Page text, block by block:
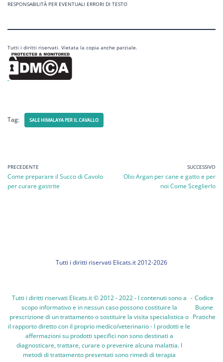
RESPONSABILITÀ PER EVENTUALI ERRORI DI TESTO
Tutti i diritti riservati. Vietata la copia anche parziale.
Tag: SALE HIMALAYA PER IL CAVALLO
PRECEDENTE
Come preparare il Succo di Cavolo
per curare gastrite
SUCCESSIVO
Olio Argan per cane e gatto e per
noi Come Sceglierlo
Tutti i diritti riservati Elicats.it 2012-2026
Tutti i diritti riservati Elicats.it © 2012 - 2022 - I contenuti sono a
scopo informativo e in nessun caso possono costituire la
prescrizione di un trattamento o sostituire la visita specialistica o
il rapporto diretto con il proprio medico/veterinario - I prodotti e le
affermazioni su prodotti specifici non sono destinati a
diagnosticare, trattare, curare o prevenire alcuna malattia. I
metodi di trattamento presentati sono rimedi di terapia
- Codice
Buone
Pratiche